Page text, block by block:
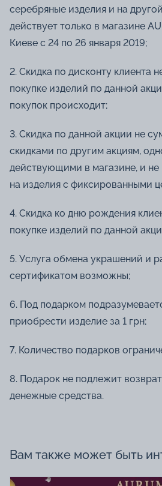
серебряные изделия и на
действует только в магазине
Киеве с 24 по 26 января 2019;
2. Скидка по дисконту клиента
покупке изделий по данной
покупок происходит;
3. Скидка по данной акции не
скидками по другим акциям,
действующими в магазине, и не
на изделия с фиксированными
4. Скидка ко дню рождения
покупке изделий по данной
5. Услуга обмена украшений и
сертификатом возможны;
6. Под подарком
приобрести изделие за 1 грн;
7. Количество подарков
8. Подарок не подлежит
денежные средства.
Вам также может быть